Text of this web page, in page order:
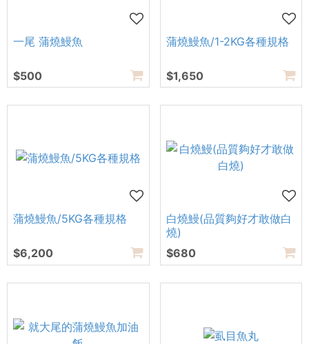
一尾 蒲燒鰻魚
$500
蒲燒鰻魚/1-2KG各種規格
$1,650
蒲燒鰻魚/5KG各種規格
$6,200
白燒鰻(品質夠好才敢做白
燒)
$680